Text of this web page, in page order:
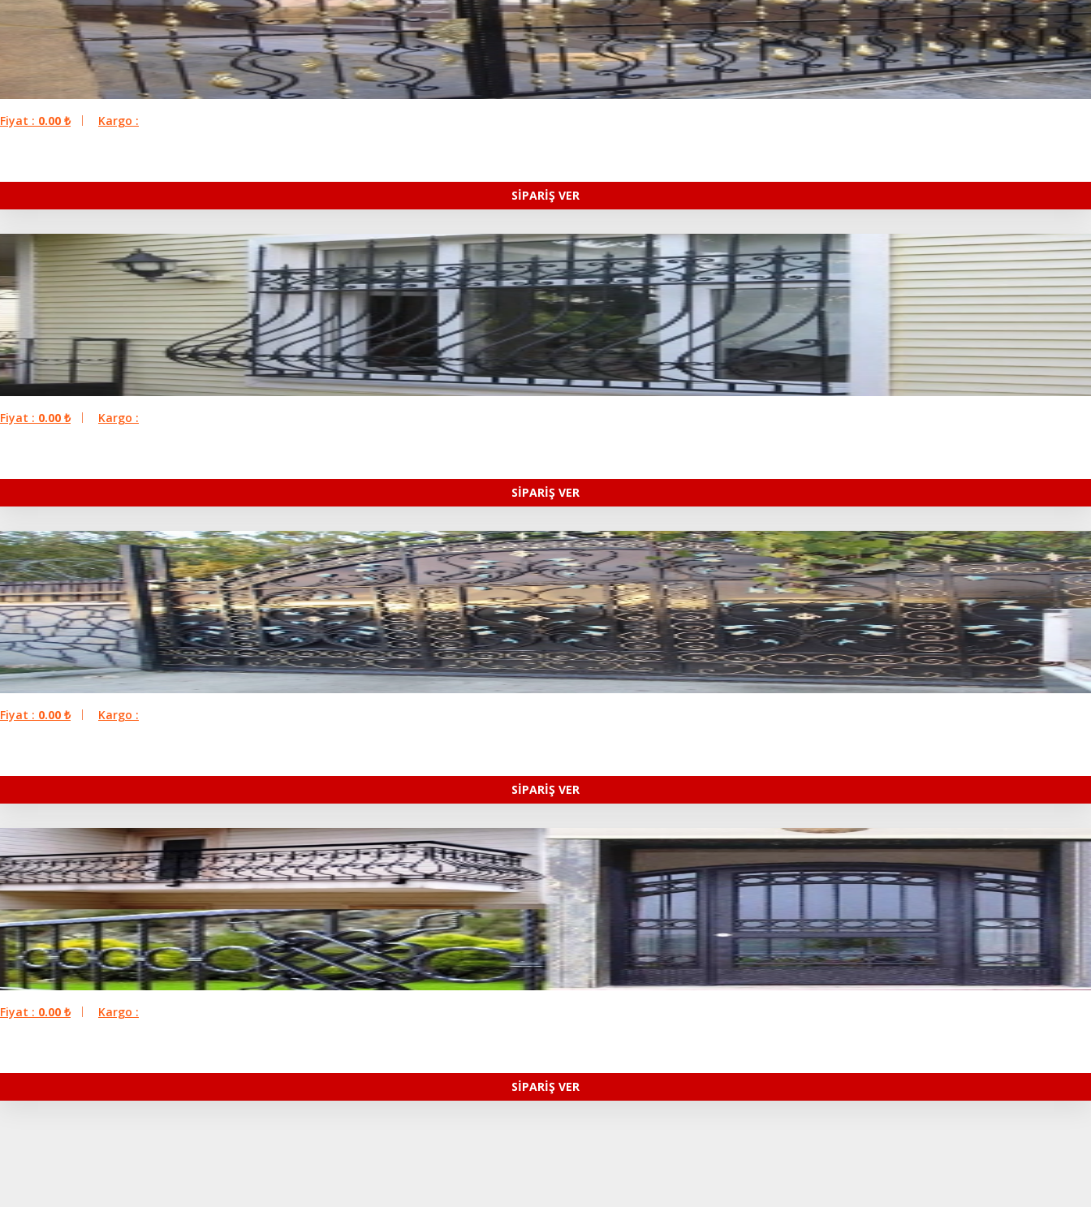
Fiyat : 0.00 ₺ Kargo :
SİPARİŞ VER
Fiyat : 0.00 ₺ Kargo :
SİPARİŞ VER
Fiyat : 0.00 ₺ Kargo :
SİPARİŞ VER
Fiyat : 0.00 ₺ Kargo :
SİPARİŞ VER